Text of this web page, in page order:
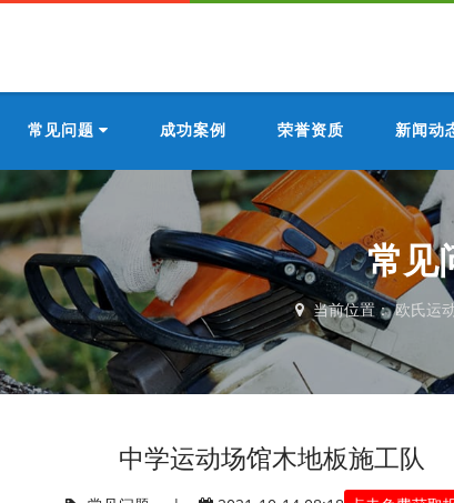
常见问题 成功案例 荣誉资质 新闻动
常见
当前位置：欧氏运
中学运动场馆木地板施工队